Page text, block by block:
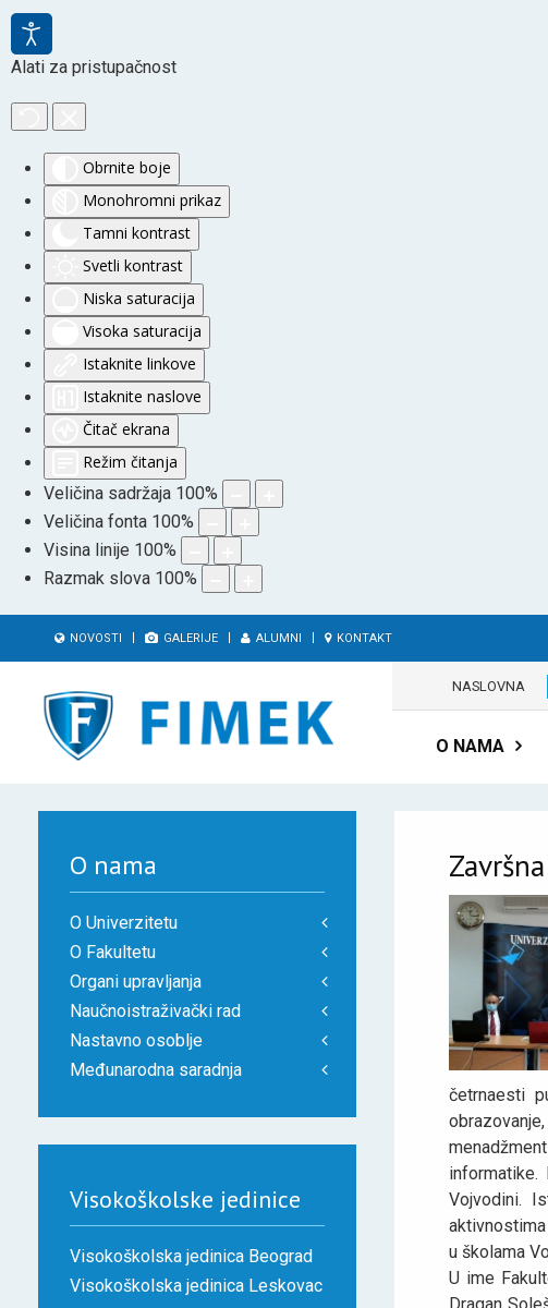
Alati za pristupačnost
Obrnite boje
Monohromni prikaz
Tamni kontrast
Svetli kontrast
Niska saturacija
Visoka saturacija
Istaknite linkove
Istaknite naslove
Čitač ekrana
Režim čitanja
Veličina sadržaja 100%
Veličina fonta 100%
Visina linije 100%
Razmak slova 100%
NOVOSTI GALERIJE ALUMNI KONTAKT
NASLOVNA
O NAMA
četrnaesti
informatike.
Vojvodini.
u školama
U ime
O nama
O Univerzitetu
O Fakultetu
Organi upravljanja
Naučnoistraživački rad
Nastavno osoblje
Međunarodna saradnja
Visokoškolske jedinice
Visokoškolska jedinica Beograd
Visokoškolska jedinica Leskovac